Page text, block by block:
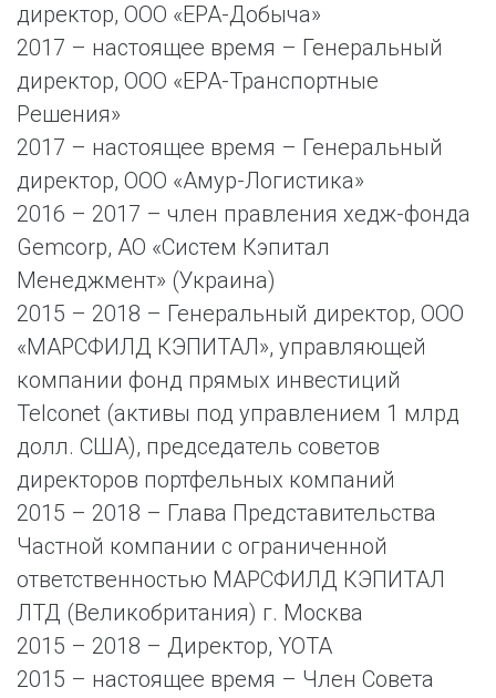
директор, ООО «ЕРА-Добыча»
2017 – настоящее время – Генеральный
директор, ООО «ЕРА-Транспортные
Решения»
2017 – настоящее время – Генеральный
директор, ООО «Амур-Логистика»
2016 – 2017 – член правления хедж-фонда
Gemcorp, АО «Систем Кэпитал
Менеджмент» (Украина)
2015 – 2018 – Генеральный директор, ООО
«МАРСФИЛД КЭПИТАЛ», управляющей
компании фонд прямых инвестиций
Telconet (активы под управлением 1 млрд
долл. США), председатель советов
директоров портфельных компаний
2015 – 2018 – Глава Представительства
Частной компании с ограниченной
ответственностью МАРСФИЛД КЭПИТАЛ
ЛТД (Великобритания) г. Москва
2015 – 2018 – Директор, YOTA
2015 – настоящее время – Член Совета